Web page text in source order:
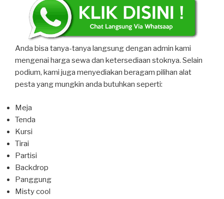
Anda bisa tanya-tanya langsung dengan admin kami
mengenai harga sewa dan ketersediaan stoknya. Selain
podium, kami juga menyediakan beragam pilihan alat
pesta yang mungkin anda butuhkan seperti:
Meja
Tenda
Kursi
Tirai
Partisi
Backdrop
Panggung
Misty cool